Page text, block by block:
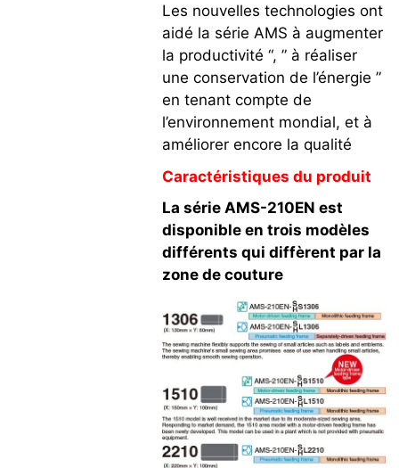
Les nouvelles technologies ont
aidé la série AMS à augmenter
la productivité “, ” à réaliser
une conservation de l’énergie ”
en tenant compte de
l’environnement mondial, et à
améliorer encore la qualité
Caractéristiques du produit
La série AMS-210EN est
disponible en trois modèles
différents qui diffèrent par la
zone de couture